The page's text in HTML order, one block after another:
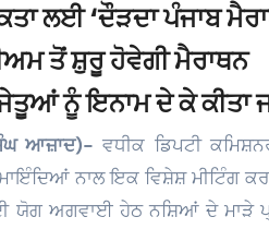
ਲਈ ‘ਦੌੜਦਾ ਪੰਜਾਬ
ਤੋਂ ਸ਼ੁਰੂ ਹੋਵੇਗੀ ਮੈਰਾਥਨ
ਨੂੰ ਇਨਾਮ ਦੇ ਕੇ ਕੀਤਾ
ਆਜ਼ਾਦ)- ਵਧੀਕ ਡਿਪਟੀ
ਨਾਲ ਇਕ ਵਿਸ਼ੇਸ਼ ਮੀਟਿੰਗ
ਯੋਗ ਅਗਵਾਈ ਹੇਠ ਨਸ਼ਿਆਂ ਦੇ ਮਾੜੇ